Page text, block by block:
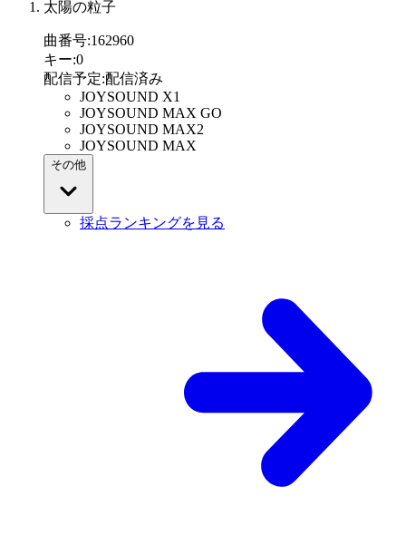
太陽の粒子
曲番号:162960
キー:0
配信予定:配信済み
JOYSOUND X1
JOYSOUND MAX GO
JOYSOUND MAX2
JOYSOUND MAX
その他
採点ランキングを見る